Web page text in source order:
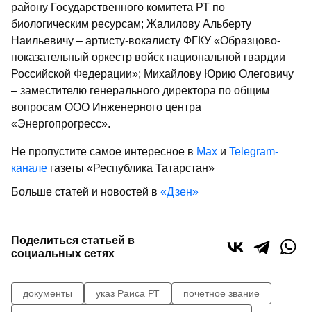
району Государ­ственного комитета РТ по
биологическим ресурсам; Жалилову Альберту
Наильевичу – артисту-вокалисту ФГКУ «Образцово-
показательный оркестр войск национальной гвардии
Российской Федерации»; Михайлову Юрию Олеговичу
– заместителю генерального директора по общим
вопросам ООО Инженерного центра
«Энергопрогресс».
Не пропустите самое интересное в Max и Telegram-
канале газеты «Республика Татарстан»
Больше статей и новостей в «Дзен»
Поделиться статьей в
социальных сетях
документы указ Раиса РТ
почетное звание